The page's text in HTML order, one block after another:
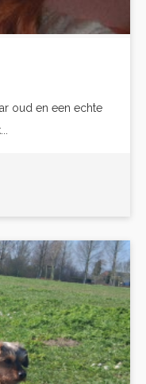
oud en een echte